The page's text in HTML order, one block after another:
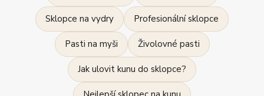
Sklopce na vydry Profesionální sklopce
Pasti na myši Živolovné pasti
Jak ulovit kunu do sklopce?